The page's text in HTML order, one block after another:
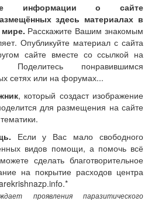
информации о сайте
здесь материалах в
Расскажите Вашим знакомым
Опубликуйте материал с сайта
сайте вместе со ссылкой на
Поделитесь понравившимся
сетях или на форумах...
, который создаст изображение
для размещения на сайте
Если у Вас мало свободного
видов помощи, а помочь всё
сделать благотворительное
на покрытие расходов центра
проявления паразитического